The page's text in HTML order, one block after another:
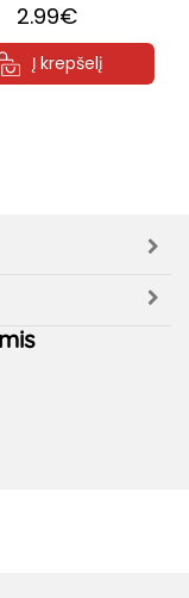
2.99€
Į krepšelį